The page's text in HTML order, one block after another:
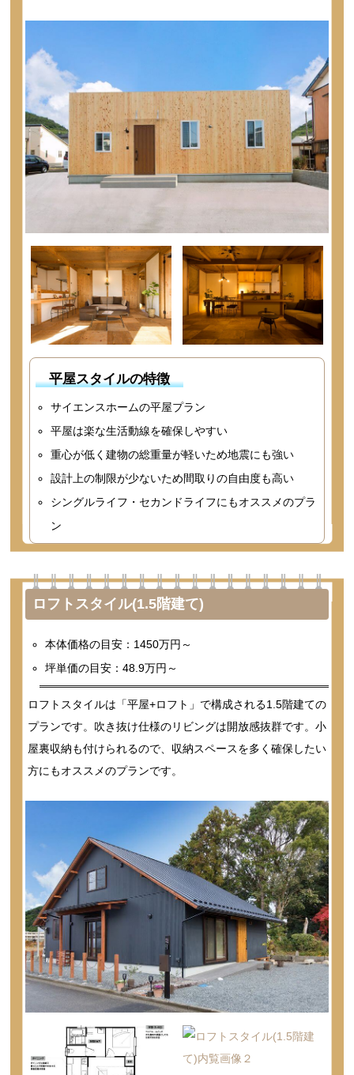
平屋スタイルの特徴
サイエンスホームの平屋プラン
平屋は楽な生活動線を確保しやすい
重心が低く建物の総重量が軽いため地震にも強い
設計上の制限が少ないため間取りの自由度も高い
シングルライフ・セカンドライフにもオススメのプラ
ン
ロフトスタイル(1.5階建て)
本体価格の目安：1450万円～
坪単価の目安：48.9万円～
ロフトスタイルは「平屋+ロフト」で構成される1.5階建ての
プランです。吹き抜け仕様のリビングは開放感抜群です。小
屋裏収納も付けられるので、収納スペースを多く確保したい
方にもオススメのプランです。